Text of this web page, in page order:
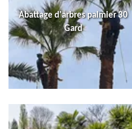
Abattage d'arbres palmier 30
Gard